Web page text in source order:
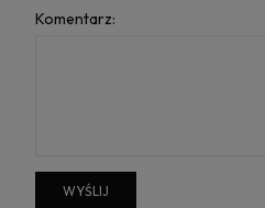
Komentarz:
WYŚLIJ